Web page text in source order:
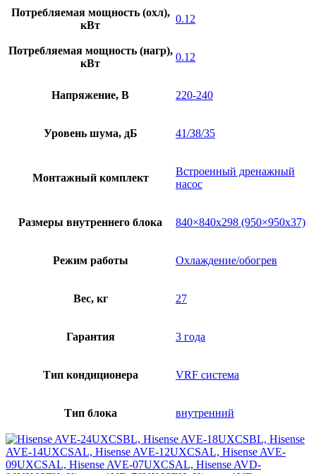
Потребляемая мощность (охл),
кВт
0.12
Потребляемая мощность (нагр),
кВт
0.12
Напряжение, В 220-240
Уровень шума, дБ 41/38/35
Монтажный комплект
Встроенный дренажный
насос
Размеры внутреннего блока 840×840х298 (950×950х37)
Режим работы Охлаждение/обогрев
Вес, кг 27
Гарантия 3 года
Тип кондиционера VRF система
Тип блока внутренний